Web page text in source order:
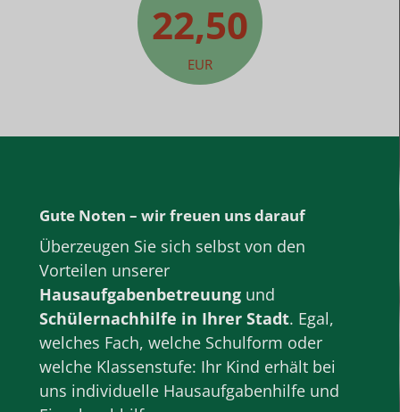
22,50
EUR
Gute Noten – wir freuen uns darauf
Überzeugen Sie sich selbst von den
Vorteilen unserer
Hausaufgabenbetreuung und
Schülernachhilfe in Ihrer Stadt. Egal,
welches Fach, welche Schulform oder
welche Klassenstufe: Ihr Kind erhält bei
uns individuelle Hausaufgabenhilfe und